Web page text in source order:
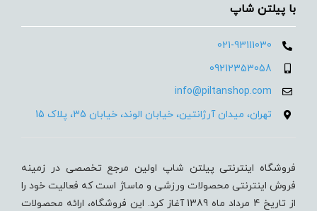
با پیلتن شاپ
021-93111030
09212353058
info@piltanshop.com
تهران، میدان آرژانتین، خیابان الوند، خیابان 35، پلاک 15
فروشگاه اینترنتی پیلتن شاپ اولین مرجع تخصصی در زمینه
فروش اینترنتی محصولات ورزشی و ماساژ است که فعالیت خود را
از تاریخ 4 مرداد ماه 1389 آغاز کرد. این فروشگاه، ارائه محصولات